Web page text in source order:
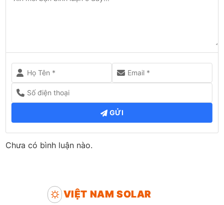
GỬI
Chưa có bình luận nào.
VIỆT NAM SOLAR